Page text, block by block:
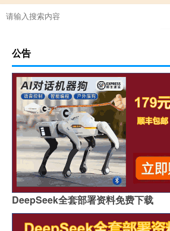
公告
DeepSeek全套部署资料免费下载